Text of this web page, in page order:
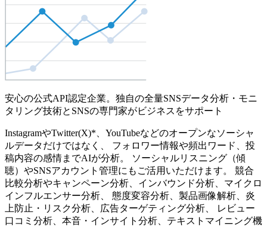
安心の公式API認定企業。独自の全量SNSデータ分析・モニ
タリング技術とSNSの専門家がビジネスをサポート
InstagramやTwitter(X)*、YouTubeなどのオープンなソーシャ
ルデータだけではなく、 フォロワー情報や頻出ワード、投
稿内容の感情までAIが分析。 ソーシャルリスニング（傾
聴）やSNSアカウント管理にもご活用いただけます。 競合
比較分析やキャンペーン分析、インバウンド分析、マイクロ
インフルエンサー分析、 態度変容分析、製品画像解析、炎
上防止・リスク分析、広告ターゲティング分析、 レビュー
口コミ分析、本音・インサイト分析、テキストマイニング機